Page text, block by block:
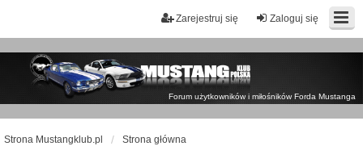
Zaloguj się
Zarejestruj się
Forum użytkowników i miłośników Forda Mustanga
Strona Mustangklub.pl Strona główna